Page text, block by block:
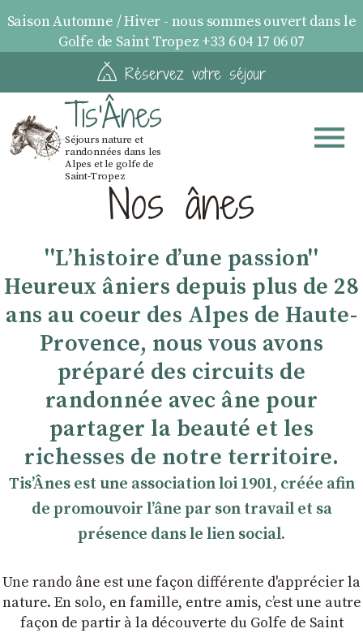
Saison Automne / Hiver - nous sommes ouvert dans le
Golfe de Saint Tropez +33 6 04 17 06 07
Réservez votre séjour
Tis'Ânes
Séjours nature et
randonnées dans les
Alpes et le golfe de
Saint-TropezNos ânes
''Lʼhistoire dʼune passion''
Heureux âniers depuis plus de 28
ans au coeur des Alpes de Haute-
Provence, nous vous avons
préparé des circuits de
randonnée avec âne pour
partager la beauté et les
richesses de notre territoire.
TisʼÂnes est une association loi 1901, créée afin
de promouvoir lʼâne par son travail et sa
présence dans le lien social.
Une rando âne est une façon différente d'apprécier la
nature. En solo, en famille, entre amis, cʼest une autre
façon de partir à la découverte du Golfe de Saint